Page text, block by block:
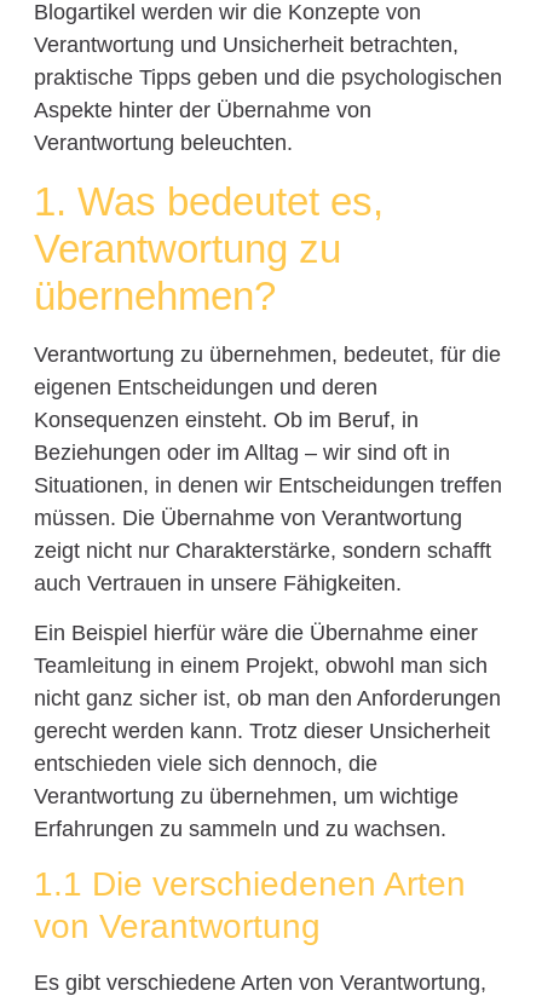
Blogartikel werden wir die Konzepte von
Verantwortung und Unsicherheit betrachten,
praktische Tipps geben und die psychologischen
Aspekte hinter der Übernahme von
Verantwortung beleuchten.
1. Was bedeutet es,
Verantwortung zu
übernehmen?
Verantwortung zu übernehmen, bedeutet, für die
eigenen Entscheidungen und deren
Konsequenzen einsteht. Ob im Beruf, in
Beziehungen oder im Alltag – wir sind oft in
Situationen, in denen wir Entscheidungen treffen
müssen. Die Übernahme von Verantwortung
zeigt nicht nur Charakterstärke, sondern schafft
auch Vertrauen in unsere Fähigkeiten.
Ein Beispiel hierfür wäre die Übernahme einer
Teamleitung in einem Projekt, obwohl man sich
nicht ganz sicher ist, ob man den Anforderungen
gerecht werden kann. Trotz dieser Unsicherheit
entschieden viele sich dennoch, die
Verantwortung zu übernehmen, um wichtige
Erfahrungen zu sammeln und zu wachsen.
1.1 Die verschiedenen Arten
von Verantwortung
Es gibt verschiedene Arten von Verantwortung,